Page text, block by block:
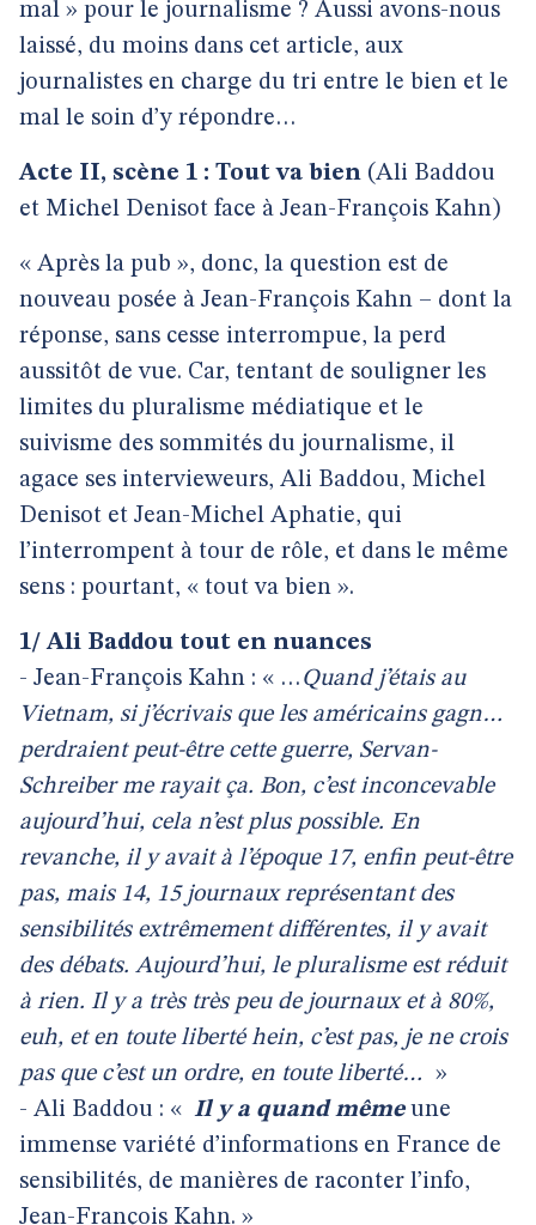
mal » pour le journalisme ? Aussi avons-nous
laissé, du moins dans cet article, aux
journalistes en charge du tri entre le bien et le
mal le soin d’y répondre…
Acte II, scène 1 : Tout va bien (Ali Baddou
et Michel Denisot face à Jean-François Kahn)
« Après la pub », donc, la question est de
nouveau posée à Jean-François Kahn – dont la
réponse, sans cesse interrompue, la perd
aussitôt de vue. Car, tentant de souligner les
limites du pluralisme médiatique et le
suivisme des sommités du journalisme, il
agace ses intervieweurs, Ali Baddou, Michel
Denisot et Jean-Michel Aphatie, qui
l’interrompent à tour de rôle, et dans le même
sens : pourtant, « tout va bien ».
1/ Ali Baddou tout en nuances
- Jean-François Kahn : « … Quand j’étais au
Vietnam, si j’écrivais que les américains gagn…
perdraient peut-être cette guerre, Servan-
Schreiber me rayait ça. Bon, c’est inconcevable
aujourd’hui, cela n’est plus possible. En
revanche, il y avait à l’époque 17, enfin peut-être
pas, mais 14, 15 journaux représentant des
sensibilités extrêmement différentes, il y avait
des débats. Aujourd’hui, le pluralisme est réduit
à rien. Il y a très très peu de journaux et à 80%,
euh, et en toute liberté hein, c’est pas, je ne crois
pas que c’est un ordre, en toute liberté… »
- Ali Baddou : « Il y a quand même une
immense variété d’informations en France de
sensibilités, de manières de raconter l’info,
Jean-François Kahn. »